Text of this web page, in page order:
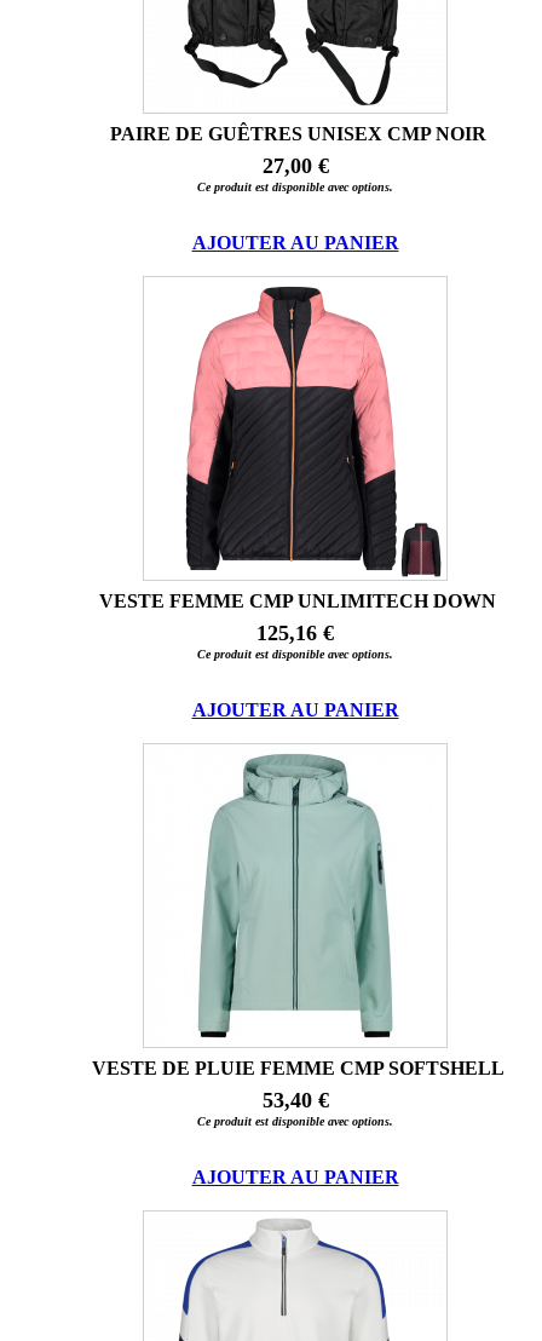
PAIRE DE GUÊTRES UNISEX CMP NOIR
27,00 €
Ce produit est disponible avec options.
AJOUTER AU PANIER
VESTE FEMME CMP UNLIMITECH DOWN
125,16 €
Ce produit est disponible avec options.
AJOUTER AU PANIER
VESTE DE PLUIE FEMME CMP SOFTSHELL
53,40 €
Ce produit est disponible avec options.
AJOUTER AU PANIER